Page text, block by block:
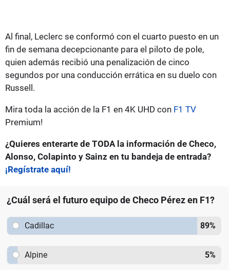
Al final, Leclerc se conformó con el cuarto puesto en un
fin de semana decepcionante para el piloto de pole,
quien además recibió una penalización de cinco
segundos por una conducción errática en su duelo con
Russell.
Mira toda la acción de la F1 en 4K UHD con F1 TV
Premium!
¿Quieres enterarte de TODA la información de Checo,
Alonso, Colapinto y Sainz en tu bandeja de entrada?
¡Regístrate aquí!
¿Cuál será el futuro equipo de Checo Pérez en F1?
Cadillac 89%
Alpine 5%